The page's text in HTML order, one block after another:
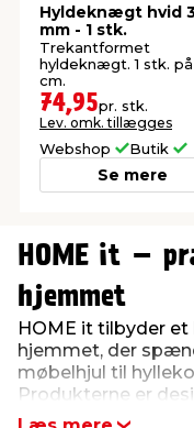
Hyldeknægt hvid
mm - 1 stk.
Trekantformet
hyldeknægt. 1 stk.
cm.
74,95pr. stk.
Lev. omk. tillægges
Webshop Butik
Se mere
1
2
3
4
5
6
7
8
9
1
2
3
4
5
6
7
8
9
HOME it –
hjemmet
HOME it tilbyder
hjemmet, der
møbelhjul til
Produkterne er
og